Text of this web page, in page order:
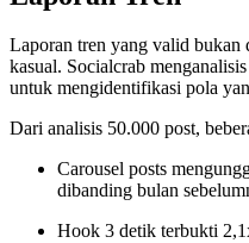
Laporan tren yang valid bukan
kasual. Socialcrab
untuk mengidentifikasi pola
Dari analisis 50.000 post,
Carousel posts
dibanding bulan
Hook 3 detik terbukti